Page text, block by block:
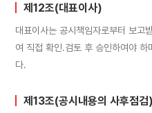
제12조(대표이사)
대표이사는 공시책임자로부터 보고
여 직접 확인․검토 후 승인하여야
다.
제13조(공시내용의 사후점검)